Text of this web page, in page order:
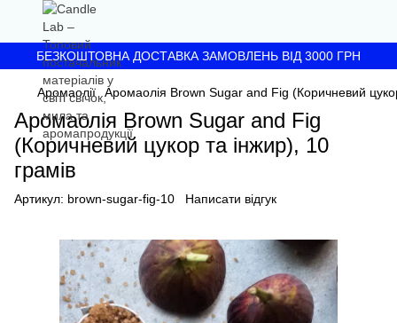
БЕЗКОШТОВНА ДОСТАВКА ЗАМОВЛЕНЬ ВІД 3000 ГРН
Аромаолії Аромаолія Brown Sugar and Fig (Коричневий
Аромаолія Brown Sugar and Fig
(Коричневий цукор та інжир), 10
грамів
Артикул: brown-sugar-fig-10 Написати відгук